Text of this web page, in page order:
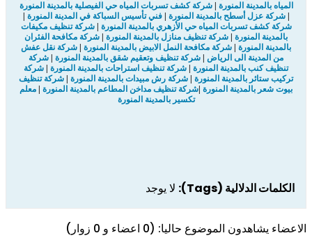
المياه بالمدينة المنورة |شركة كشف تسربات المياه حي الفيصلية بالمدينة المنورة
|شركة عزل أسطح بالمدينة المنورة |فني تأسيس السباكة في المدينة المنورة
شركة كشف تسربات المياه حي الأزهري بالمدينة المنورة |شركة تنظيف مكيفات
بالمدينة المنورة
شركة تنظيف منازل بالمدينة المنورة
شركة مكافحة الفئران
بالمدينة المنورة
شركة مكافحة النمل الابيض بالمدينة المنورة
شركة نقل عفش
من المدينة الى الرياض
شركة تنظيف وتعقيم شقق بالمدينة المنورة
شركة
تنظيف كنب بالمدينة المنورة
شركة تنظيف استراحات بالمدينة المنورة
شركة
تركيب ستائر بالمدينة المنورة
شركة رش مبيدات بالمدينة المنورة
شركة تنظيف
بيوت شعر بالمدينة المنورة شركة تنظيف مداخن المطاعم بالمدينة المنورة
معلم
تكسير بالمدينة المنورة
الكلمات الدلالية (Tags): لا يوجد
الاعضاء يشاهدون الموضوع حاليا: (0 اعضاء و 0 زوار)